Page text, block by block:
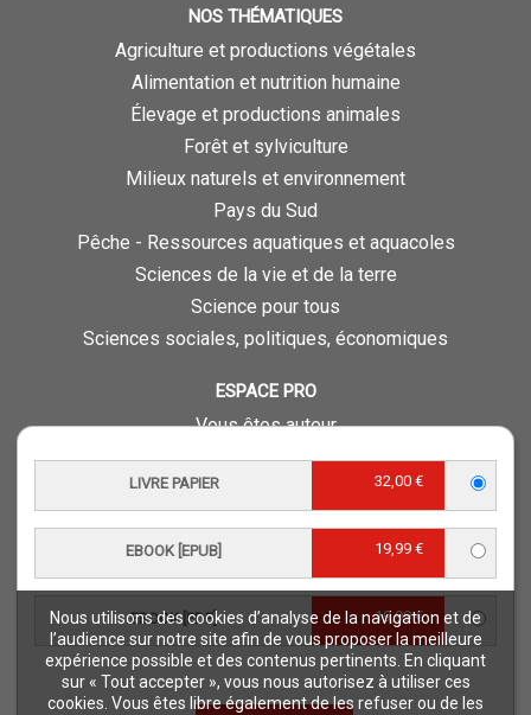
Nous utilisons des cookies d’analyse de la navigation et de
l’audience sur notre site afin de vous proposer la meilleure
expérience possible et des contenus pertinents. En cliquant
sur « Tout accepter », vous nous autorisez à utiliser ces
cookies. Vous êtes libre également de les refuser ou de les
LIVRE PAPIER 32,00 €
EBOOK [EPUB] 19,99 €
EBOOK [PDF] 19,99 €
NOS THÉMATIQUES
Agriculture et productions végétales
Alimentation et nutrition humaine
Élevage et productions animales
Forêt et sylviculture
Milieux naturels et environnement
Pays du Sud
Pêche - Ressources aquatiques et aquacoles
Sciences de la vie et de la terre
Science pour tous
Sciences sociales, politiques, économiques
ESPACE PRO
Vous êtes auteur
Vous êtes journaliste
Vous êtes libraire
Foreign rights
Procédure d'évaluation
NOTRE SITE
Quae © 2018
Mentions légales